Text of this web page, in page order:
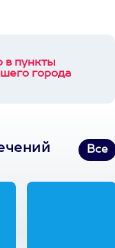
в пункты
города
Все